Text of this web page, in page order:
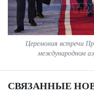
Церемония встречи
международном
СВЯЗАННЫЕ